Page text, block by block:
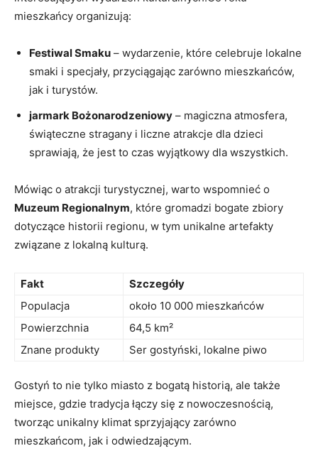
mieszkańcy organizują:
Festiwal⁤ Smaku – wydarzenie, które celebruje lokalne
smaki i specjały, przyciągając zarówno mieszkańców,
jak i turystów.
jarmark Bożonarodzeniowy – magiczna atmosfera,
świąteczne stragany i ​liczne atrakcje dla dzieci
sprawiają, że jest to czas wyjątkowy dla wszystkich.
Mówiąc o​ atrakcji turystycznej,‌ warto wspomnieć o
Muzeum Regionalnym, które gromadzi‍ bogate zbiory
dotyczące historii⁣ regionu,​ w tym⁤ unikalne artefakty
związane z lokalną kulturą.
Fakt
Szczegóły
Populacja
około 10 000 mieszkańców
Powierzchnia
64,5 km²
Znane produkty
Ser gostyński, lokalne piwo
Gostyń to nie tylko miasto z bogatą historią, ale także
miejsce, gdzie tradycja łączy się z⁤ nowoczesnością,
tworząc unikalny klimat sprzyjający zarówno
mieszkańcom, jak i odwiedzającym.